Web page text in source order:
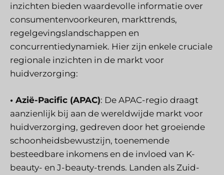
inzichten bieden waardevolle informatie over
consumentenvoorkeuren, markttrends,
regelgevingslandschappen en
concurrentiedynamiek. Hier zijn enkele cruciale
regionale inzichten in de markt voor
huidverzorging:
• Azië-Pacific (APAC): De APAC-regio draagt
aanzienlijk bij aan de wereldwijde markt voor
huidverzorging, gedreven door het groeiende
schoonheidsbewustzijn, toenemende
besteedbare inkomens en de invloed van K-
beauty- en J-beauty-trends. Landen als Zuid-